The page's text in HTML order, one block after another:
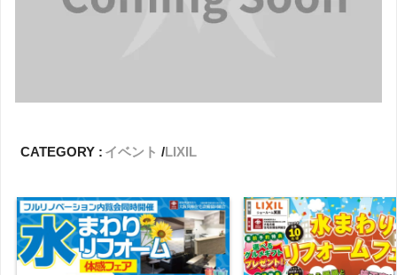
CATEGORY : イベント LIXIL